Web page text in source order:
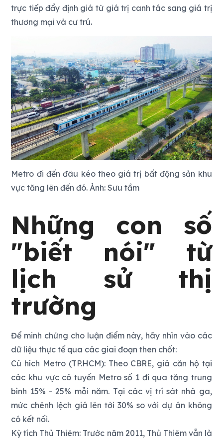
trực tiếp đẩy định giá từ giá trị canh tác sang giá trị
thương mại và cư trú.
Metro đi đến đâu kéo theo giá trị bất động sản khu
vực tăng lên đến đó. Ảnh: Sưu tầm
Những con số
"biết nói" từ
lịch sử thị
trường
Để minh chứng cho luận điểm này, hãy nhìn vào các
dữ liệu thực tế qua các giai đoạn then chốt:
Cú hích Metro (TP.HCM): Theo CBRE, giá căn hộ tại
các khu vực có tuyến Metro số 1 đi qua tăng trung
bình 15% - 25% mỗi năm. Tại các vị trí sát nhà ga,
mức chênh lệch giá lên tới 30% so với dự án không
có kết nối.
Kỳ tích Thủ Thiêm: Trước năm 2011, Thủ Thiêm vẫn là